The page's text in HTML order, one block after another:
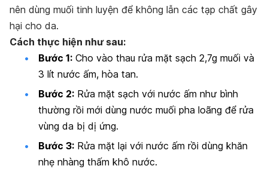
nên dùng muối tinh luyện để không lẫn các tạp chất gây
hại cho da.
Cách thực hiện như sau:
Bước 1: Cho vào thau rửa mặt sạch 2,7g muối và
3 lít nước ấm, hòa tan.
Bước 2: Rửa mặt sạch với nước ấm như bình
thường rồi mới dùng nước muối pha loãng để rửa
vùng da bị dị ứng.
Bước 3: Rửa mặt lại với nước ấm rồi dùng khăn
nhẹ nhàng thấm khô nước.